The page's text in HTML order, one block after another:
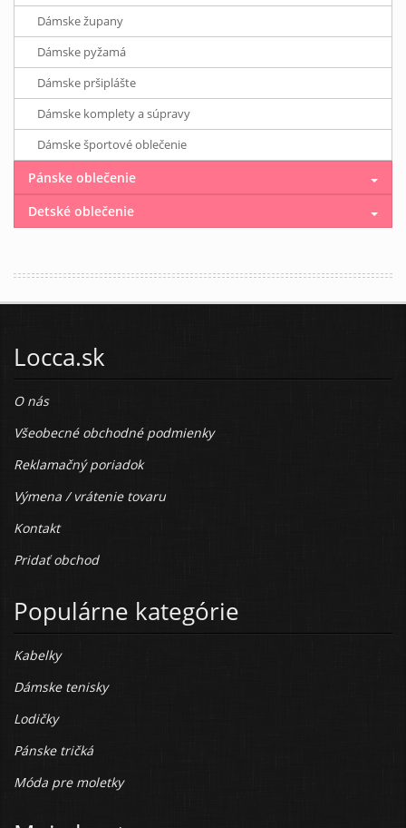
Dámske župany
Dámske pyžamá
Dámske pršiplášte
Dámske komplety a súpravy
Dámske športové oblečenie
Pánske oblečenie
Detské oblečenie
Locca.sk
O nás
Všeobecné obchodné podmienky
Reklamačný poriadok
Výmena / vrátenie tovaru
Kontakt
Pridať obchod
Populárne kategórie
Kabelky
Dámske tenisky
Lodičky
Pánske tričká
Móda pre moletky